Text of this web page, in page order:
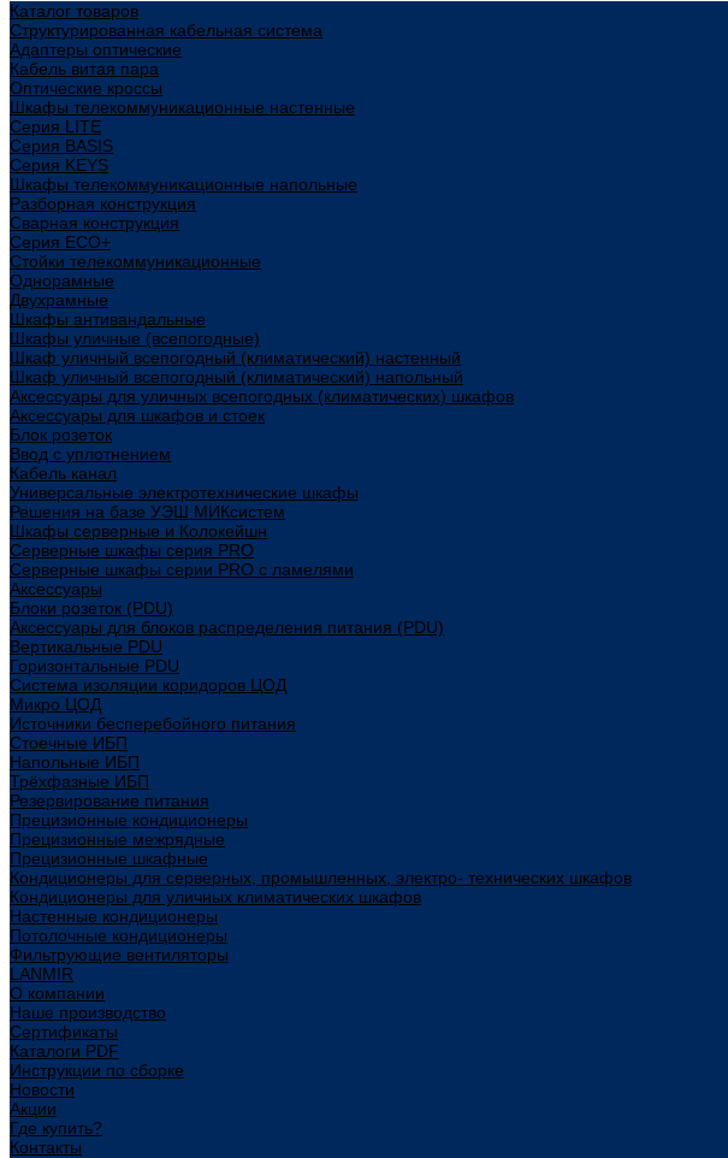
Каталог товаров
Структурированная кабельная система
Адаптеры оптические
Кабель витая пара
Оптические кроссы
Шкафы телекоммуникационные настенные
Cерия LITE
Cерия BASIS
Cерия KEYS
Шкафы телекоммуникационные напольные
Разборная конструкция
Сварная конструкция
Серия ECO+
Стойки телекоммуникационные
Однорамные
Двухрамные
Шкафы антивандальные
Шкафы уличные (всепогодные)
Шкаф уличный всепогодный (климатический) настенный
Шкаф уличный всепогодный (климатический) напольный
Аксессуары для уличных всепогодных (климатических) шкафов
Аксессуары для шкафов и стоек
Блок розеток
Ввод с уплотнением
Кабель канал
Универсальные электротехнические шкафы
Решения на базе УЭШ МИКсистем
Шкафы серверные и Колокейшн
Серверные шкафы серия PRO
Серверные шкафы серии PRO с ламелями
Аксессуары
Блоки розеток (PDU)
Аксессуары для блоков распределения питания (PDU)
Вертикальные PDU
Горизонтальные PDU
Система изоляции коридоров ЦОД
Микро ЦОД
Источники бесперебойного питания
Стоечные ИБП
Напольные ИБП
Трёхфазные ИБП
Резервирование питания
Прецизионные кондиционеры
Прецизионные межрядные
Прецизионные шкафные
Кондиционеры для серверных, промышленных, электро- технических шкафов
Кондиционеры для уличных климатических шкафов
Настенные кондиционеры
Потолочные кондиционеры
Фильтрующие вентиляторы
LANMIR
О компании
Наше производство
Сертификаты
Каталоги PDF
Инструкции по сборке
Новости
Акции
Где купить?
Контакты